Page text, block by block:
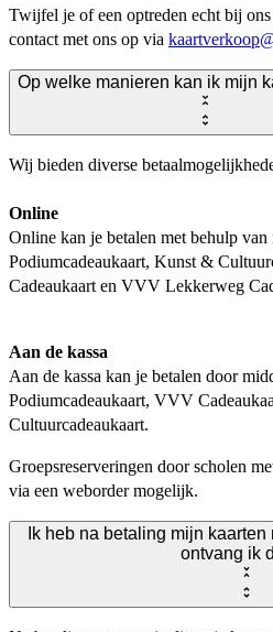
Twijfel je of een optreden echt bij
contact met ons op via
Op welke manieren kan ik mijn
Wij bieden diverse
Online
Online kan je betalen met behulp
Podiumcadeaukaart, Kunst &
Cadeaukaart en VVV Lekkerweg
Aan de kassa
Aan de kassa kan je betalen door
Podiumcadeaukaart, VVV
Cultuurcadeaukaart.
Groepsreserveringen door scholen
via een weborder mogelijk.
Ik heb na betaling mijn
ontvang ik